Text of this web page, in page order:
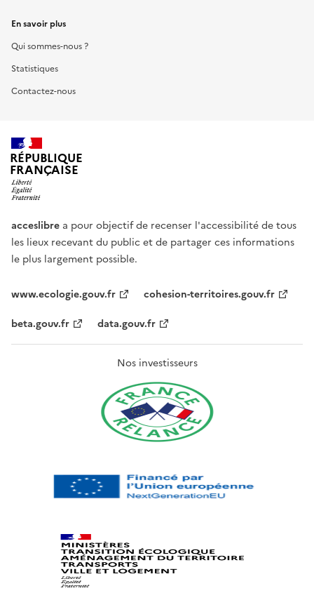
En savoir plus
Qui sommes-nous ?
Statistiques
Contactez-nous
RÉPUBLIQUE
FRANÇAISE
acceslibre a pour objectif de recenser l'accessibilité de tous
les lieux recevant du public et de partager ces informations
le plus largement possible.
www.ecologie.gouv.fr
cohesion-territoires.gouv.fr
beta.gouv.fr
data.gouv.fr
Nos investisseurs